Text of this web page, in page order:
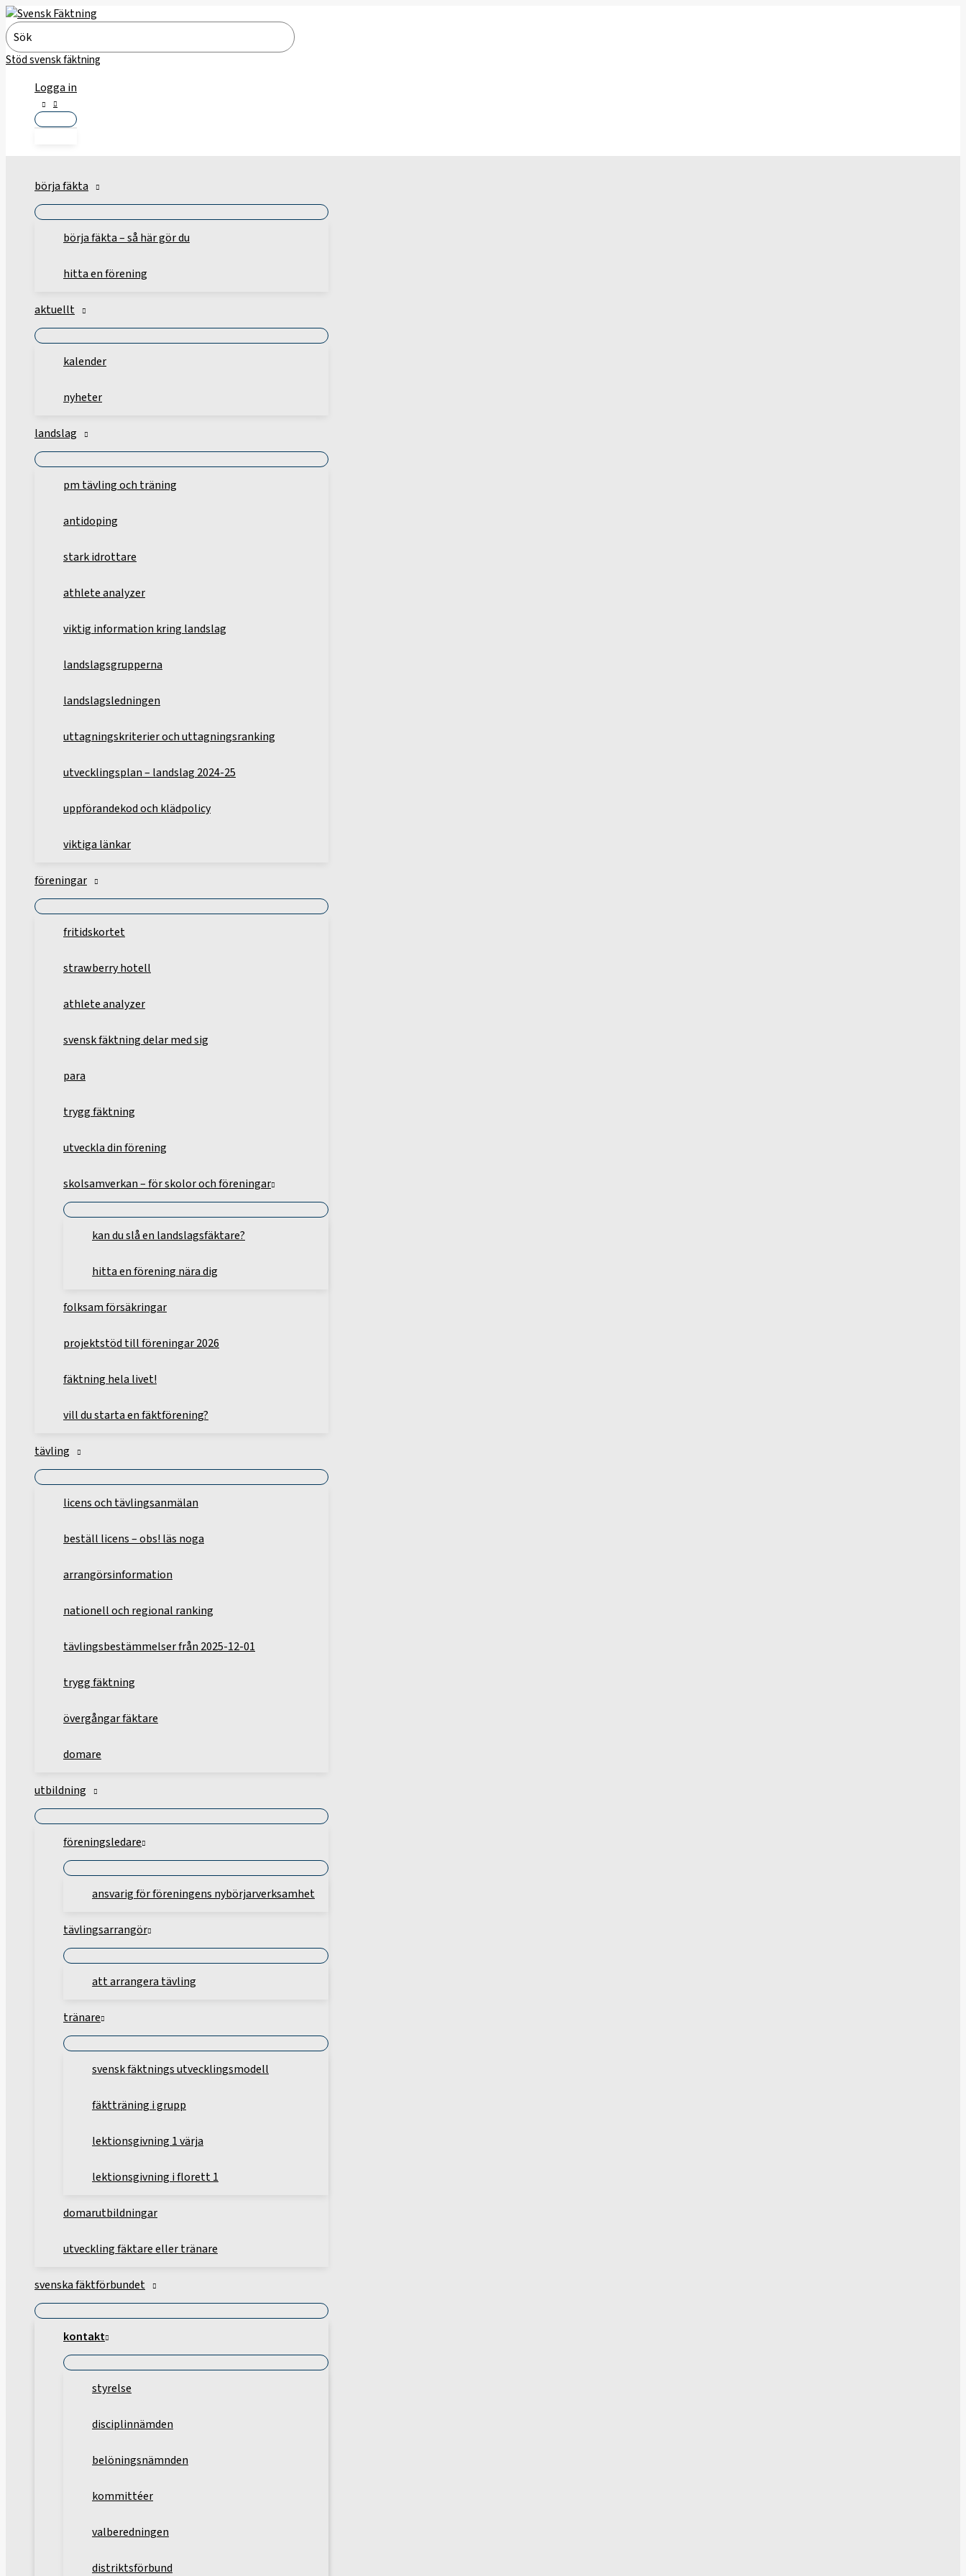
Hoppa
till
innehåll
Search
for:
Stöd svensk fäktning
Logga in
börja fäkta
börja fäkta – så här gör du
hitta en förening
aktuellt
kalender
nyheter
landslag
pm tävling och träning
antidoping
stark idrottare
athlete analyzer
viktig information kring landslag
landslagsgrupperna
landslagsledningen
uttagningskriterier och uttagningsranking
utvecklingsplan – landslag 2024-25
uppförandekod och klädpolicy
viktiga länkar
föreningar
fritidskortet
strawberry hotell
athlete analyzer
svensk fäktning delar med sig
para
trygg fäktning
utveckla din förening
skolsamverkan – för skolor och föreningar
kan du slå en landslagsfäktare?
hitta en förening nära dig
folksam försäkringar
projektstöd till föreningar 2026
fäktning hela livet!
vill du starta en fäktförening?
tävling
licens och tävlingsanmälan
beställ licens – obs! läs noga
arrangörsinformation
nationell och regional ranking
tävlingsbestämmelser från 2025-12-01
trygg fäktning
övergångar fäktare
domare
utbildning
föreningsledare
ansvarig för föreningens nybörjarverksamhet
tävlingsarrangör
att arrangera tävling
tränare
svensk fäktnings utvecklingsmodell
fäktträning i grupp
lektionsgivning 1 värja
lektionsgivning i florett 1
domarutbildningar
utveckling fäktare eller tränare
svenska fäktförbundet
kontakt
styrelse
disciplinnämden
belöningsnämnden
kommittéer
valberedningen
distriktsförbund